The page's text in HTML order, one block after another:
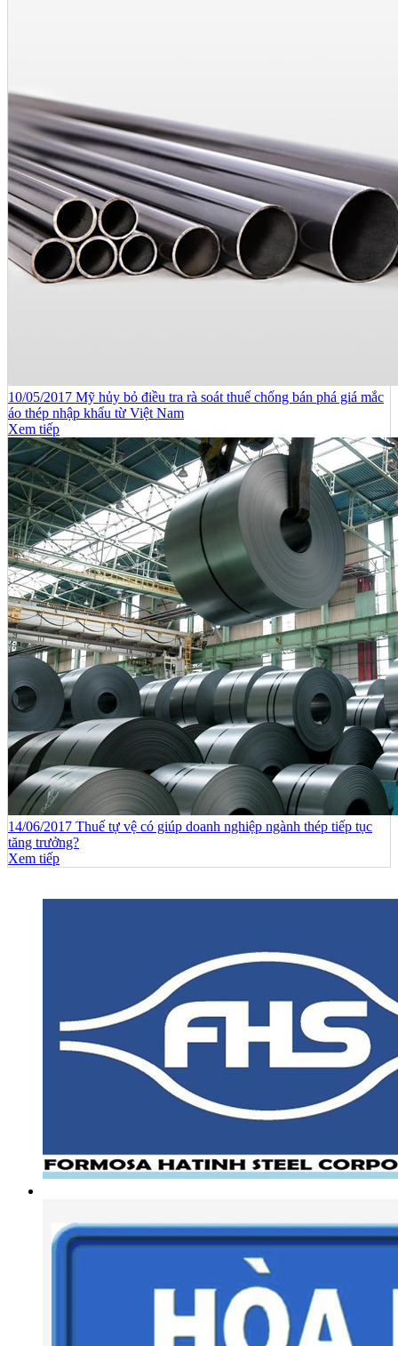
10/05/2017 Mỹ hủy bỏ điều tra rà soát thuế chống bán phá giá mắc
áo thép nhập khẩu từ Việt Nam
Xem tiếp
14/06/2017 Thuế tự vệ có giúp doanh nghiệp ngành thép tiếp tục
tăng trưởng?
Xem tiếp